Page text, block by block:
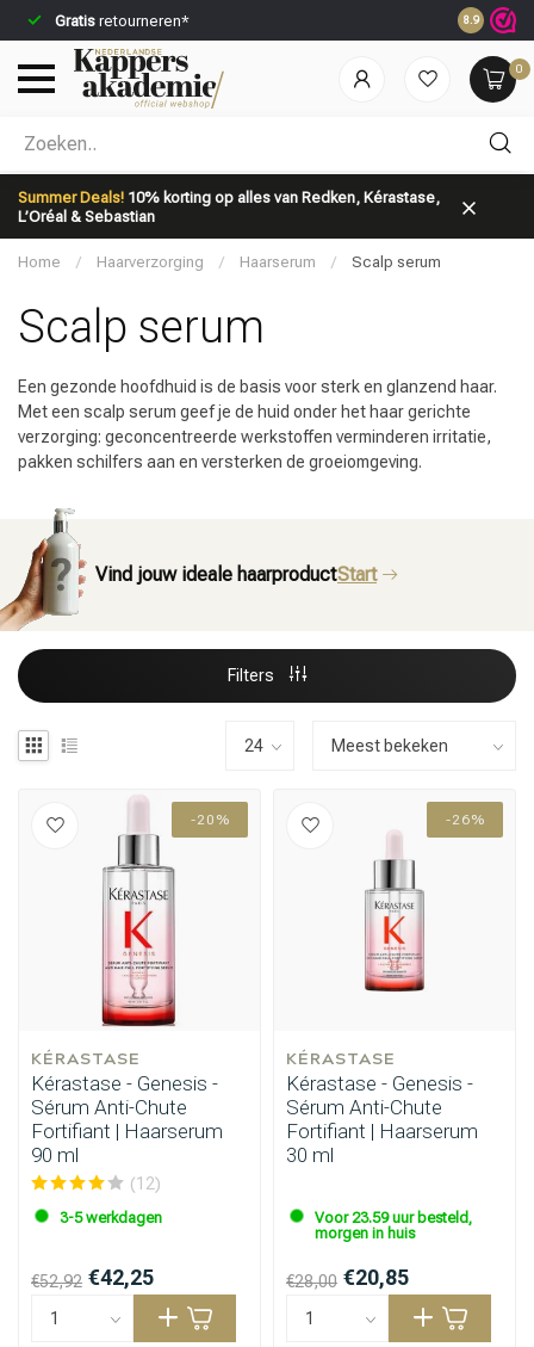
Gratis retourneren* Voor
8.9
0
Summer Deals! 10% korting op alles van Redken, Kérastase,
L’Oréal & Sebastian
Welke categorie ben jij naar op zoek?
Merken Haarverzorging
Home / Haarverzorging / Haarserum / Scalp serum
Scalp serum
Een gezonde hoofdhuid is de basis voor sterk en glanzend haar.
Met een scalp serum geef je de huid onder het haar gerichte
verzorging: geconcentreerde werkstoffen verminderen irritatie,
pakken schilfers aan en versterken de groeiomgeving.
Vind jouw ideale haarproductStart
Filters
-20%
KÉRASTASE
Kérastase - Genesis -
Sérum Anti-Chute
Fortifiant | Haarserum
90 ml
(12)
3-5 werkdagen
€52,92 €42,25
-26%
KÉRASTASE
Kérastase - Genesis -
Sérum Anti-Chute
Fortifiant | Haarserum
30 ml
Voor 23.59 uur besteld,
morgen in huis
€28,00 €20,85